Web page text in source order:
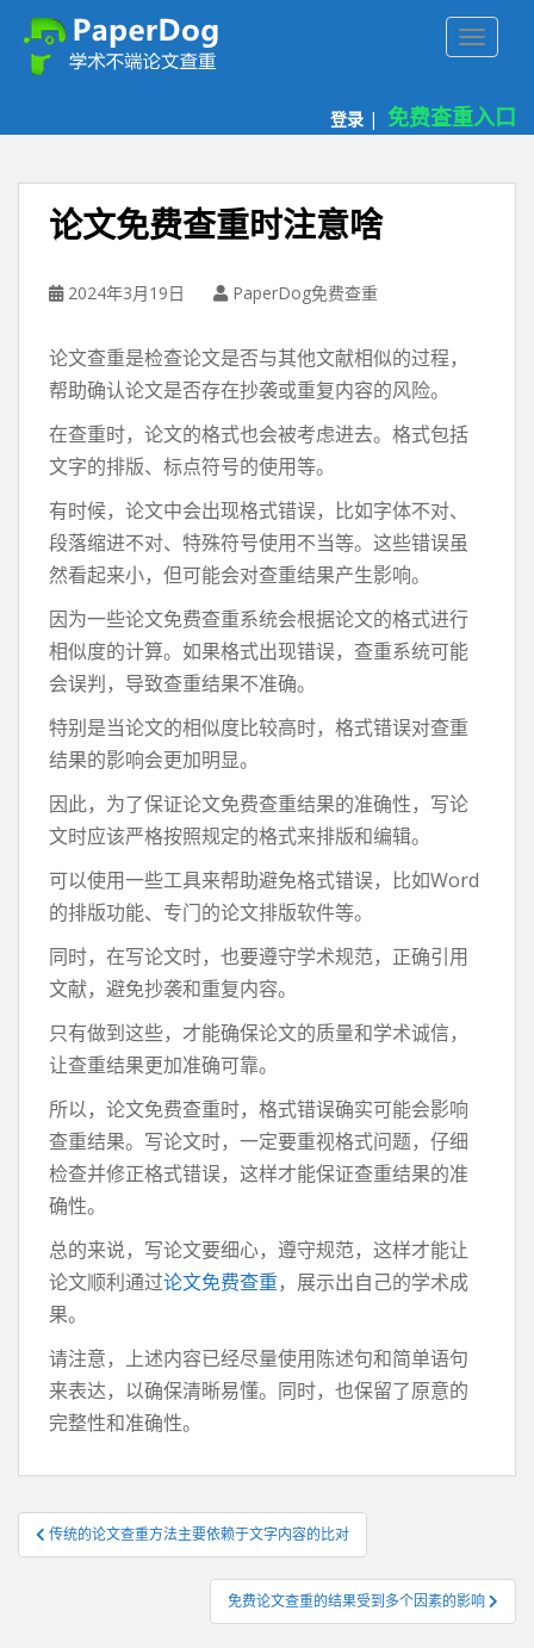
登录 | 免费查重入口
论文免费查重时注意啥
2024年3月19日 PaperDog免费查重
论文查重是检查论文是否与其他文献相似的过程，
帮助确认论文是否存在抄袭或重复内容的风险。
在查重时，论文的格式也会被考虑进去。格式包括
文字的排版、标点符号的使用等。
有时候，论文中会出现格式错误，比如字体不对、
段落缩进不对、特殊符号使用不当等。这些错误虽
然看起来小，但可能会对查重结果产生影响。
因为一些论文免费查重系统会根据论文的格式进行
相似度的计算。如果格式出现错误，查重系统可能
会误判，导致查重结果不准确。
特别是当论文的相似度比较高时，格式错误对查重
结果的影响会更加明显。
因此，为了保证论文免费查重结果的准确性，写论
文时应该严格按照规定的格式来排版和编辑。
可以使用一些工具来帮助避免格式错误，比如Word
的排版功能、专门的论文排版软件等。
同时，在写论文时，也要遵守学术规范，正确引用
文献，避免抄袭和重复内容。
只有做到这些，才能确保论文的质量和学术诚信，
让查重结果更加准确可靠。
所以，论文免费查重时，格式错误确实可能会影响
查重结果。写论文时，一定要重视格式问题，仔细
检查并修正格式错误，这样才能保证查重结果的准
确性。
总的来说，写论文要细心，遵守规范，这样才能让
论文顺利通过论文免费查重，展示出自己的学术成
果。
请注意，上述内容已经尽量使用陈述句和简单语句
来表达，以确保清晰易懂。同时，也保留了原意的
完整性和准确性。
文
章
传统的论文查重方法主要依赖于文字内容的比对
免费论文查重的结果受到多个因素的影响